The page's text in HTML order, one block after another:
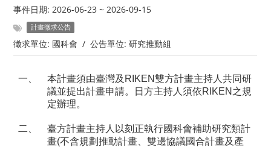
事件日期: 2026-06-23 ~ 2026-09-15
計畫徵求公告
徵求單位: 國科會 / 公告單位: 研究推動組
一、
本計畫須由臺灣及RIKEN雙方計畫主持人共同研
議並提出計畫申請。日方主持人須依RIKEN之規
定辦理。
二、
臺方計畫主持人以刻正執行國科會補助研究類計
畫(不含規劃推動計畫、雙邊協議國合計畫及產